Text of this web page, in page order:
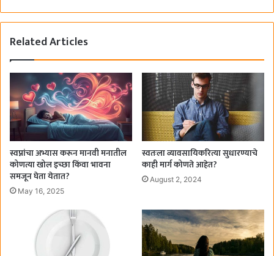
Related Articles
स्वप्नांचा अभ्यास करून मानवी मनातील
कोणत्या खोल इच्छा किंवा भावना
समजून घेता येतात?
May 16, 2025
स्वतःला व्यावसायिकरित्या सुधारण्याचे
काही मार्ग कोणते आहेत?
August 2, 2024